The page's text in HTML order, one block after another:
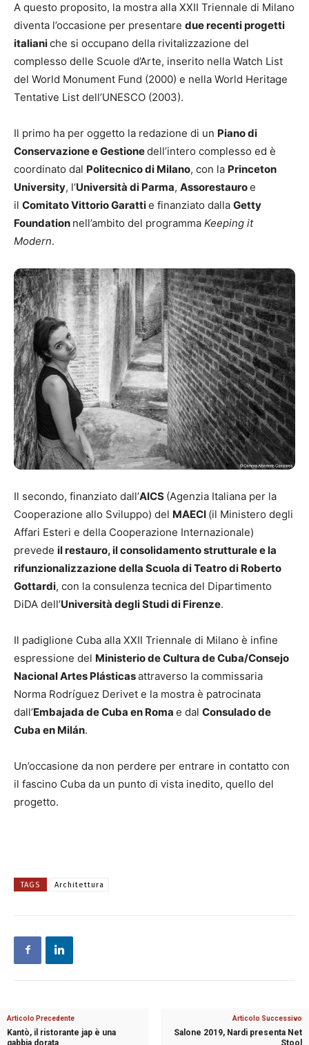
A questo proposito, la mostra alla XXII Triennale di Milano
diventa l’occasione per presentare due recenti progetti
italianiche si occupano della rivitalizzazione del
complesso delle Scuole d’Arte, inserito nella Watch List
del World Monument Fund (2000) e nella World Heritage
Tentative List dell’UNESCO (2003).
Il primo ha per oggetto la redazione di un Piano di
Conservazione e Gestionedell’intero complesso ed è
coordinato dal Politecnico di Milano, con la Princeton
University, l’Università di Parma, Assorestauroe
il Comitato Vittorio Garattie finanziato dalla Getty
Foundation nell’ambito del programma Keeping it
Modern.
Il secondo, finanziato dall’AICS (Agenzia Italiana per la
Cooperazione allo Sviluppo) del MAECI (il Ministero degli
Affari Esteri e della Cooperazione Internazionale)
prevede il restauro, il consolidamento strutturale e la
rifunzionalizzazione della Scuola di Teatro di Roberto
Gottardi, con la consulenza tecnica del Dipartimento
DiDA dell’Università degli Studi di Firenze.
Il padiglione Cuba alla XXII Triennale di Milano è infine
espressione del Ministerio de Cultura de Cuba/Consejo
Nacional Artes Plásticasattraverso la commissaria
Norma Rodríguez Derivet e la mostra è patrocinata
dall’Embajada de Cuba en Roma e dal Consulado de
Cuba en Milán.
Un’occasione da non perdere per entrare in contatto con
il fascino Cuba da un punto di vista inedito, quello del
progetto.
TAGS Architettura
Articolo Precedente
Kantò, il ristorante jap è una
gabbia dorata
Articolo Successivo
Salone 2019, Nardi presenta Net
Stool